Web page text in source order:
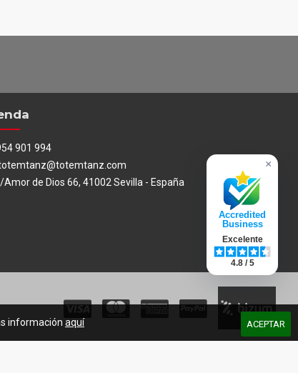
901 994
Amor de Dios 66, 41002 Sevilla - España
ACEPTAR
información aquí
×
Accredited
Business
Excelente
4.8 / 5